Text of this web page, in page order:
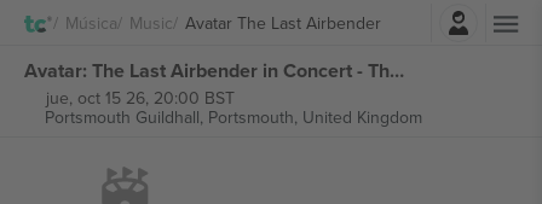
Música Music Avatar The Last Airbender
Iniciar sesión
Avatar: The Last Airbender in Concert - The 20th Anniversary Tour entradas
jue, oct 15 26, 20:00 BST
Portsmouth Guildhall, Portsmouth, United Kingdom